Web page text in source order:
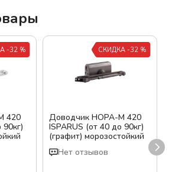
-32 %
420
СКИДКА -32 %
Доводчик НОРА-М 420
ISPARUS (от 40 до 90кг)
(графит) морозостойкий
Нет отзывов